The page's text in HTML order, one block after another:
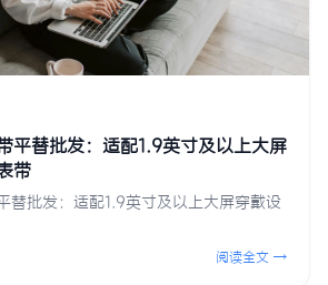
平替批发：适配1.9英寸及以上大屏
带
替批发：适配1.9英寸及以上大屏穿戴设
阅读全文 →